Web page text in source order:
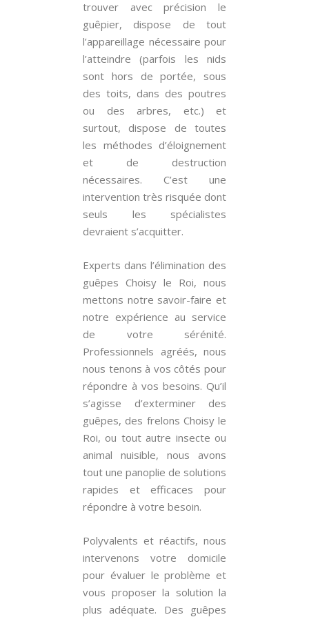
trouver avec précision le
guêpier, dispose de tout
l’appareillage nécessaire pour
l’atteindre (parfois les nids
sont hors de portée, sous
des toits, dans des poutres
ou des arbres, etc.) et
surtout, dispose de toutes
les méthodes d’éloignement
et de destruction
nécessaires. C’est une
intervention très risquée dont
seuls les spécialistes
devraient s’acquitter.
Experts dans l’élimination des
guêpes Choisy le Roi, nous
mettons notre savoir-faire et
notre expérience au service
de votre sérénité.
Professionnels agréés, nous
nous tenons à vos côtés pour
répondre à vos besoins. Qu’il
s’agisse d’exterminer des
guêpes, des frelons Choisy le
Roi, ou tout autre insecte ou
animal nuisible, nous avons
tout une panoplie de solutions
rapides et efficaces pour
répondre à votre besoin.
Polyvalents et réactifs, nous
intervenons votre domicile
pour évaluer le problème et
vous proposer la solution la
plus adéquate. Des guêpes